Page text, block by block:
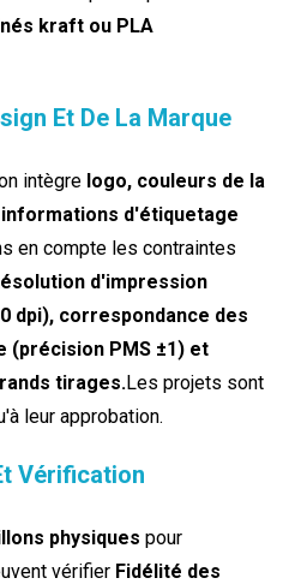
kraft ou PLA
Et De La Marque
intègre logo, couleurs de la
d'étiquetage
en compte les contraintes
d'impression
dpi), correspondance des
(précision PMS ±1) et
tirages.Les projets sont
leur approbation.
Vérification
physiques pour
vérifier Fidélité des